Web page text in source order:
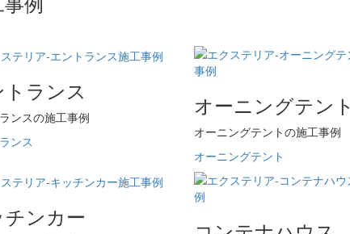
ランス
ンスの施工事例
ンス
オーニングテント
オーニングテントの施工事例
オーニングテント
チンカー